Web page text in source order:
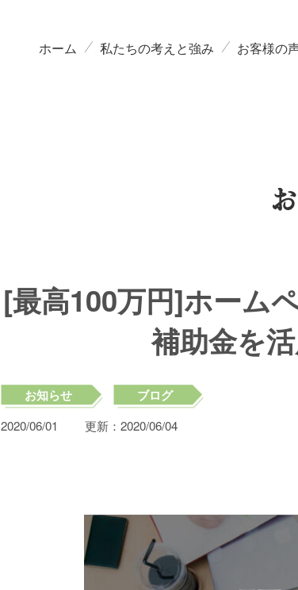
ホーム 私たちの考えと強み お客様の
[最高100万円]ホーム
補助金を
お知らせ ブログ
2020/06/01 更新：2020/06/04